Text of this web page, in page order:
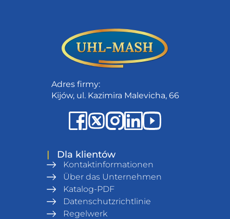
Adres firmy:
Kijów, ul. Kazimira Malevicha, 66
| Dla klientów
Kontaktinformationen
Über das Unternehmen
Katalog-PDF
Datenschutzrichtlinie
Regelwerk